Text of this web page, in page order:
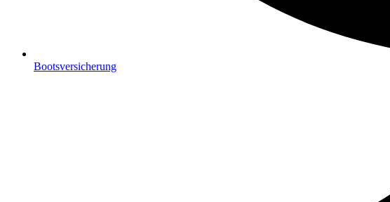
Bootsversicherung